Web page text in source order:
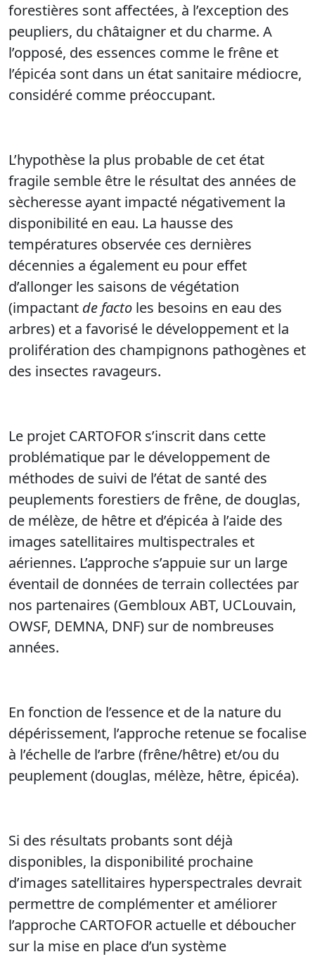
forestières sont affectées, à l’exception des
peupliers, du châtaigner et du charme. A
l’opposé, des essences comme le frêne et
l’épicéa sont dans un état sanitaire médiocre,
considéré comme préoccupant.
L’hypothèse la plus probable de cet état
fragile semble être le résultat des années de
sècheresse ayant impacté négativement la
disponibilité en eau. La hausse des
températures observée ces dernières
décennies a également eu pour effet
d’allonger les saisons de végétation
(impactant de facto les besoins en eau des
arbres) et a favorisé le développement et la
prolifération des champignons pathogènes et
des insectes ravageurs.
Le projet CARTOFOR s’inscrit dans cette
problématique par le développement de
méthodes de suivi de l’état de santé des
peuplements forestiers de frêne, de douglas,
de mélèze, de hêtre et d’épicéa à l’aide des
images satellitaires multispectrales et
aériennes. L’approche s’appuie sur un large
éventail de données de terrain collectées par
nos partenaires (Gembloux ABT, UCLouvain,
OWSF, DEMNA, DNF) sur de nombreuses
années.
En fonction de l’essence et de la nature du
dépérissement, l’approche retenue se focalise
à l’échelle de l’arbre (frêne/hêtre) et/ou du
peuplement (douglas, mélèze, hêtre, épicéa).
Si des résultats probants sont déjà
disponibles, la disponibilité prochaine
d’images satellitaires hyperspectrales devrait
permettre de complémenter et améliorer
l’approche CARTOFOR actuelle et déboucher
sur la mise en place d’un système